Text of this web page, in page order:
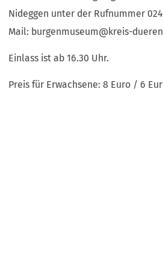
Nideggen unter der Rufnummer
Mail: burgenmuseum kreis-dueren
Einlass ist ab 16.30 Uhr.
Preis für Erwachsene: 8 Euro / 6